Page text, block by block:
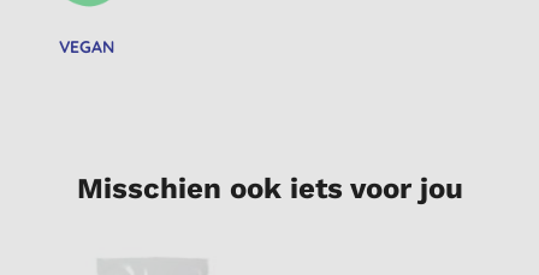
VEGAN
Misschien ook iets voor jou